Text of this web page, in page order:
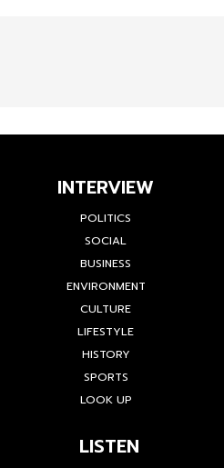
INTERVIEW
POLITICS
SOCIAL
BUSINESS
ENVIRONMENT
CULTURE
LIFESTYLE
HISTORY
SPORTS
LOOK UP
LISTEN